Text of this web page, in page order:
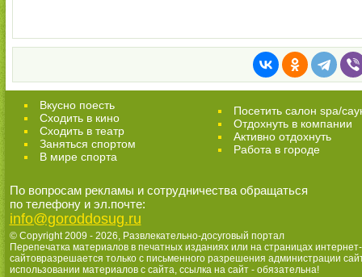
Вкусно поесть
Сходить в кино
Cходить в театр
Заняться спортом
В мире спорта
Посетить салон spa/
Отдохнуть в компании
Активно отдохнуть
Работа в городе
По вопросам рекламы и сотрудничества обращаться
по телефону и эл.почте:
info@goroddosug.ru
© Copyright 2009 - 2026, Развлекательно-досуговый портал
Перепечатка материалов в печатных изданиях или на страницах интернет-
сайтовразрешается только с письменного разрешения администрации
использовании материалов с сайта, ссылка на сайт - обязательна!